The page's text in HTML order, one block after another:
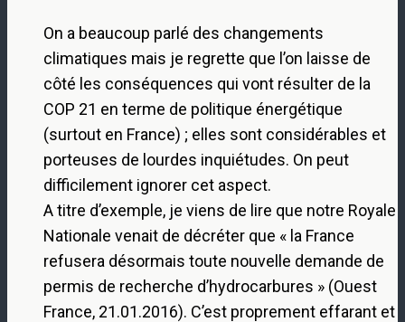
On a beaucoup parlé des changements
climatiques mais je regrette que l’on laisse de
côté les conséquences qui vont résulter de la
COP 21 en terme de politique énergétique
(surtout en France) ; elles sont considérables et
porteuses de lourdes inquiétudes. On peut
difficilement ignorer cet aspect.
A titre d’exemple, je viens de lire que notre Royale
Nationale venait de décréter que « la France
refusera désormais toute nouvelle demande de
permis de recherche d’hydrocarbures » (Ouest
France, 21.01.2016). C’est proprement effarant et